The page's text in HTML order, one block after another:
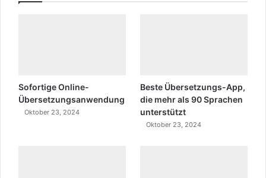
Sofortige Online-
Übersetzungsanwendung
Oktober 23, 2024
Beste Übersetzungs-App,
die mehr als 90 Sprachen
unterstützt
Oktober 23, 2024